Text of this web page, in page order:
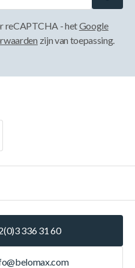
reCAPTCHA - hetGoogle
zijn van toepassing.
336 31 60